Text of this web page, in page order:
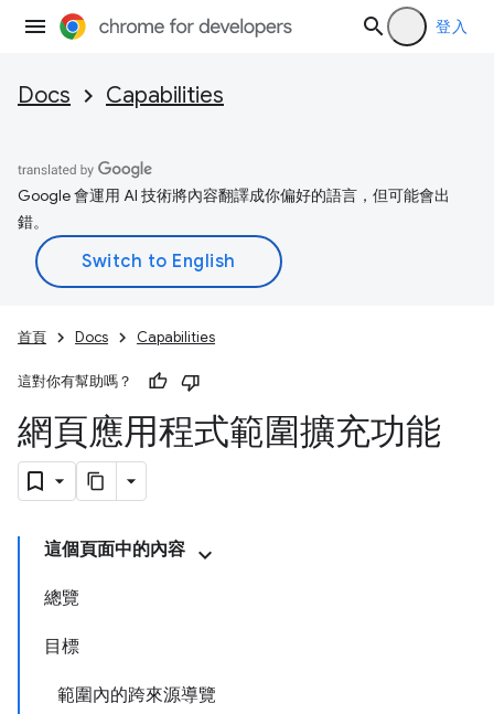
登入
Docs Capabilities
Google 會運用 AI 技術將內容翻譯成你偏好的語言，但可能會出
錯。
首頁 Docs Capabilities
這對你有幫助嗎？
網頁應用程式範圍擴充功能
這個頁面中的內容
總覽
目標
範圍內的跨來源導覽